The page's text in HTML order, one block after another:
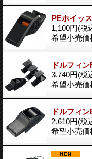
PEホイッ
1,100円(税
希望小売価
ドルフィ
3,740円(税
希望小売価
ドルフィ
2,610円(税
希望小売価